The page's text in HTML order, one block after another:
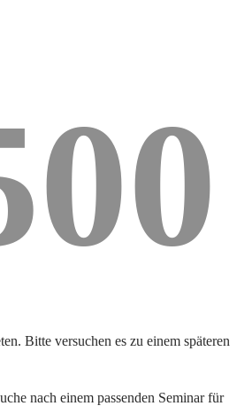
Bitte versuchen es zu einem späteren
nach einem passenden Seminar für